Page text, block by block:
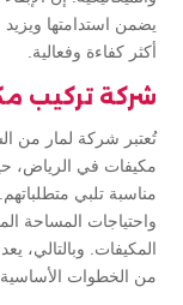
يضمن استدامتها
أكثر كفاءة وفعالية.
شركة تركيب
تُعتبر شركة لمار من
مكيفات في الرياض،
مناسبة تلبي
واحتياجات المساحة
المكيفات. وبالتالي،
من الخطوات الأساسية